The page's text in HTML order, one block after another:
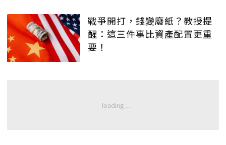
戰爭開打，錢變廢紙？教授提
醒：這三件事比資產配置更重
要！